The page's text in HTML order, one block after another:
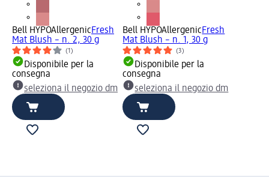
Bell HYPOAllergenicFresh
Mat Blush – n. 2, 30 g
(1)
Disponibile per la
consegna
seleziona il negozio dm
Bell HYPOAllergenicFresh
Mat Blush – n. 1, 30 g
(3)
Disponibile per la
consegna
seleziona il negozio dm